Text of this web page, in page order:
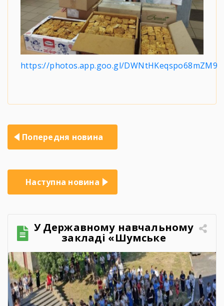
https://photos.app.goo.gl/DWNtHKeqspo68mZM9
Навігація
записів
Попередня новина
Наступна новина
У Державному навчальному
закладі «Шумське
професійно-технічне
училище» відбувся
зворушливий випускний
захід – 2026